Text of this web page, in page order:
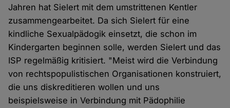
Jahren hat Sielert mit dem umstrittenen Kentler
zusammengearbeitet. Da sich Sielert für eine
kindliche Sexualpädogik einsetzt, die schon im
Kindergarten beginnen solle, werden Sielert und das
ISP regelmäßig kritisiert. "Meist wird die Verbindung
von rechtspopulistischen Organisationen konstruiert,
die uns diskreditieren wollen und uns
beispielsweise in Verbindung mit Pädophilie